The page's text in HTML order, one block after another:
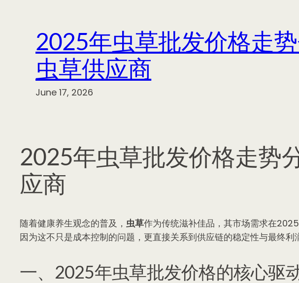
2025年虫草批发价格走
虫草供应商
June 17, 2026
2025年虫草批发价格走势
应商
随着健康养生观念的普及， 虫草作为传统滋补佳品，其市场需求在
因为这不只是成本控制的问题，更直接关系到供应链的稳定性与最终
一、2025年虫草批发价格的核心驱